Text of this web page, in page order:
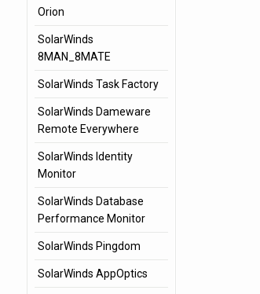
Orion
SolarWinds
8MAN_8MATE
SolarWinds Task Factory
SolarWinds Dameware
Remote Everywhere
SolarWinds Identity
Monitor
SolarWinds Database
Performance Monitor
SolarWinds Pingdom
SolarWinds AppOptics